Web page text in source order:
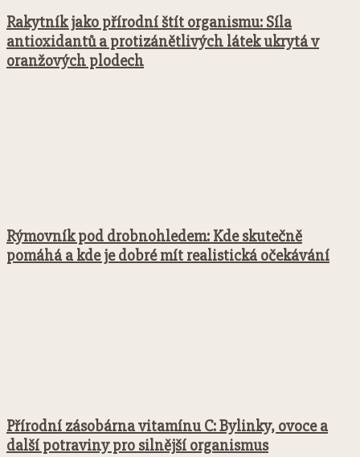
Rakytník jako přírodní štít organismu: Síla
antioxidantů a protizánětlivých látek ukrytá v
oranžových plodech
Rýmovník pod drobnohledem: Kde skutečně
pomáhá a kde je dobré mít realistická očekávání
Přírodní zásobárna vitamínu C: Bylinky, ovoce a
další potraviny pro silnější organismus